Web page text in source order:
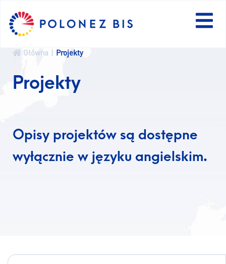
EN
AKTUALNOŚCI
Główna Projekty
Projekty
Opisy projektów są dostępne
wyłącznie w języku angielskim.